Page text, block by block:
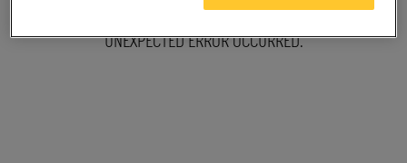
INCONVENIENCE
UNEXPECTED ERROR OCCURRED.